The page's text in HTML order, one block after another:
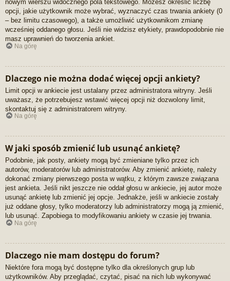
nowym wierszu widocznego pola tekstowego. Możesz określić liczbę
opcji, jakie użytkownik może wybrać, wyznaczyć czas trwania ankiety (0
– bez limitu czasowego), a także umożliwić użytkownikom zmianę
wcześniej oddanego głosu. Jeśli nie widzisz etykiety, prawdopodobnie nie
masz uprawnień do tworzenia ankiet.
Na górę
Dlaczego nie można dodać więcej opcji ankiety?
Limit opcji w ankiecie jest ustalany przez administratora witryny. Jeśli
uważasz, że potrzebujesz wstawić więcej opcji niż dozwolony limit,
skontaktuj się z administratorem witryny.
Na górę
W jaki sposób zmienić lub usunąć ankietę?
Podobnie, jak posty, ankiety mogą być zmieniane tylko przez ich
autorów, moderatorów lub administratorów. Aby zmienić ankietę, należy
dokonać zmiany pierwszego posta w wątku, z którym zawsze związana
jest ankieta. Jeśli nikt jeszcze nie oddał głosu w ankiecie, jej autor może
usunąć ankietę lub zmienić jej opcje. Jednakże, jeśli w ankiecie zostały
już oddane głosy, tylko moderatorzy lub administratorzy mogą ją zmienić,
lub usunąć. Zapobiega to modyfikowaniu ankiety w czasie jej trwania.
Na górę
Dlaczego nie mam dostępu do forum?
Niektóre fora mogą być dostępne tylko dla określonych grup lub
użytkowników. Aby przeglądać, czytać, pisać na nich lub wykonywać